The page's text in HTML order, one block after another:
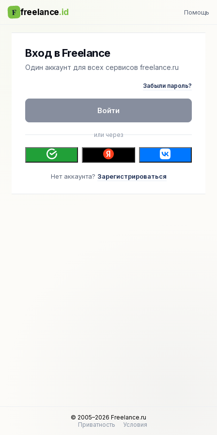
F freelance.id Помощь
Вход в Freelance
Один аккаунт для всех сервисов freelance.ru
Забыли пароль?
Войти
или через
Нет аккаунта? Зарегистрироваться
© 2005–2026 Freelance.ru
Приватность
Условия